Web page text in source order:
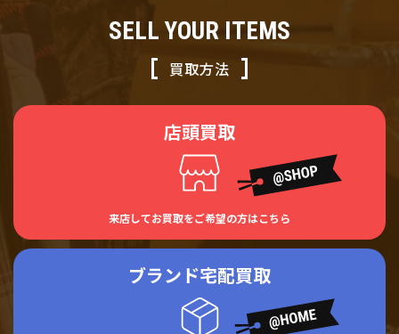
SELL YOUR ITEMS
買取方法
店頭買取
来店してお買取をご希望の方はこちら
ブランド宅配買取